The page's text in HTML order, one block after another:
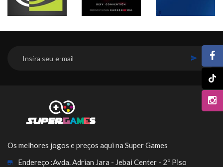
Os melhores jogos e preços aqui na Super Games
Endereço :Avda. Adrian Jara - Jebai Center - 2º Piso